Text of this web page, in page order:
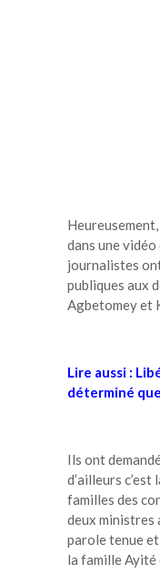
dans une
journalistes
publiques aux
Agbetomey et
Lire aussi :
déterminé
Ils ont
d’ailleurs c’est
familles des
deux ministres
parole tenue
la famille Ayité